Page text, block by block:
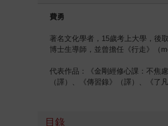
費勇
著名文化學者，15歲考上大學，後
博士生導師，並曾擔任《行走》（
代表作品：《金剛經修心課：不焦
（譯）、《傳習錄》（譯）、《了
目錄